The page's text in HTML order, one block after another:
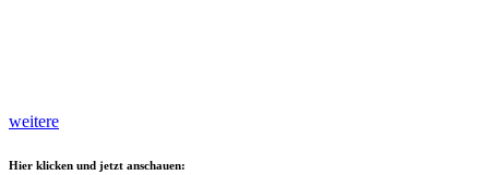
weitere
Hier klicken und jetzt anschauen: